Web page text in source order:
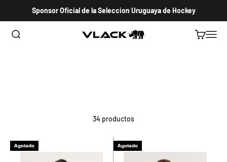
Sponsor Oficial de la Seleccion Uruguaya de Hockey
Abrir búsqueda VLACK HOCKEY URUGUAY AbrirAbrir
34 productos
Agotado Agotado